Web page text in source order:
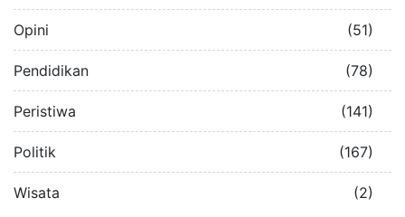
Opini (51)
Pendidikan (78)
Peristiwa (141)
Politik (167)
Wisata (2)